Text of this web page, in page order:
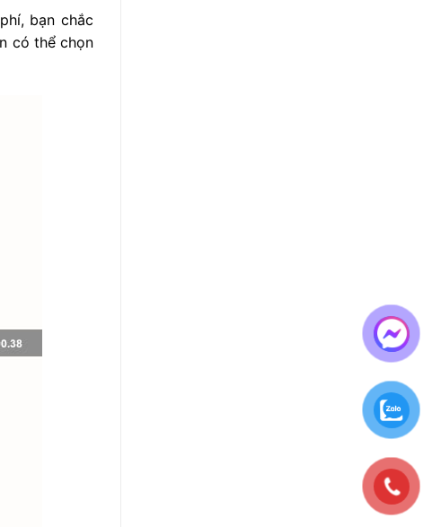
bạn chắc
có thể chọn